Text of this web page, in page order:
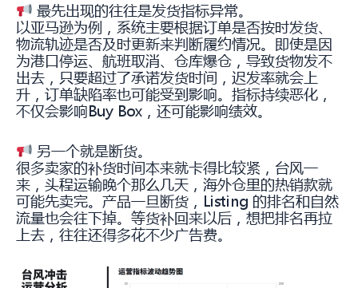
最先出现的往往是发货指标异常。
以亚马逊为例，系统主要根据订单是否按时发货、
物流轨迹是否及时更新来判断履约情况。即使是因
为港口停运、航班取消、仓库爆仓，导致货物发不
出去，只要超过了承诺发货时间，迟发率就会上
升，订单缺陷率也可能受到影响。指标持续恶化，
不仅会影响Buy Box，还可能影响绩效。
另一个就是断货。
很多卖家的补货时间本来就卡得比较紧，台风一
来，头程运输晚个那么几天，海外仓里的热销款就
可能先卖完。产品一旦断货，Listing 的排名和自然
流量也会往下掉。等货补回来以后，想把排名再拉
上去，往往还得多花不少广告费。